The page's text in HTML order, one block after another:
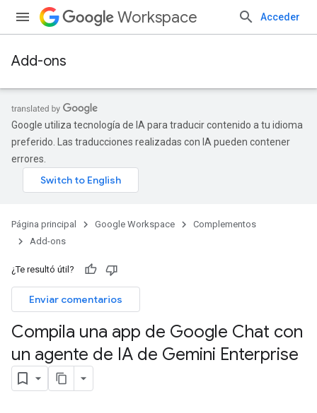
Workspace Acceder
Add-ons
Google utiliza tecnología de IA para traducir contenido a tu idioma
preferido. Las traducciones realizadas con IA pueden contener
errores.
Página principal Google Workspace
Complementos
Add-ons
¿Te resultó útil?
Enviar comentarios
Compila una app de Google Chat con
un agente de IA de Gemini Enterprise